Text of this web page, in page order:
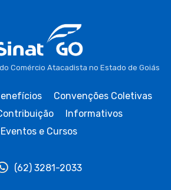
Comércio Atacadista no Estado de Goiás
Convenções Coletivas
Informativos
Eventos e Cursos
(62) 3281-2033